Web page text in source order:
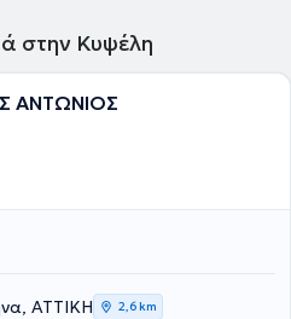
Οδοντιατρικής.
στην Κυψέλη
ΑΝΤΩΝΙΟΣ
ΑΤΤΙΚΗ 2,6 km